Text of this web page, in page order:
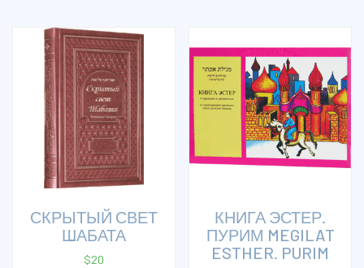
СКРЫТЫЙ СВЕТ
ШАБАТА
$20
КНИГА ЭСТЕР.
ПУРИМ MEGILAT
ESTHER. PURIM